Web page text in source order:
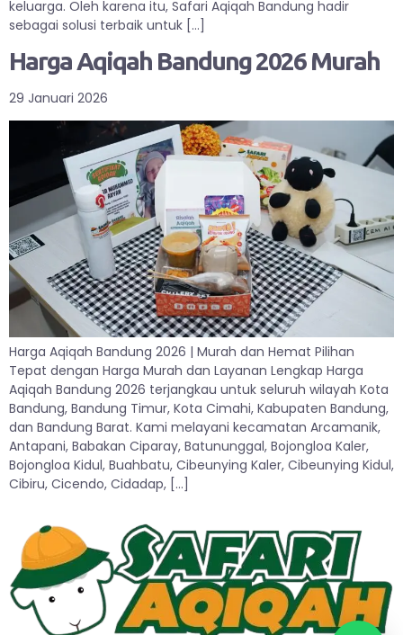
keluarga. Oleh karena itu, Safari Aqiqah Bandung hadir
sebagai solusi terbaik untuk […]
Harga Aqiqah Bandung 2026 Murah
29 Januari 2026
Harga Aqiqah Bandung 2026 | Murah dan Hemat Pilihan
Tepat dengan Harga Murah dan Layanan Lengkap Harga
Aqiqah Bandung 2026 terjangkau untuk seluruh wilayah Kota
Bandung, Bandung Timur, Kota Cimahi, Kabupaten Bandung,
dan Bandung Barat. Kami melayani kecamatan Arcamanik,
Antapani, Babakan Ciparay, Batununggal, Bojongloa Kaler,
Bojongloa Kidul, Buahbatu, Cibeunying Kaler, Cibeunying Kidul,
Cibiru, Cicendo, Cidadap, […]